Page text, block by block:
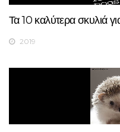
Τα 10 καλύτερα σκυλιά
2019